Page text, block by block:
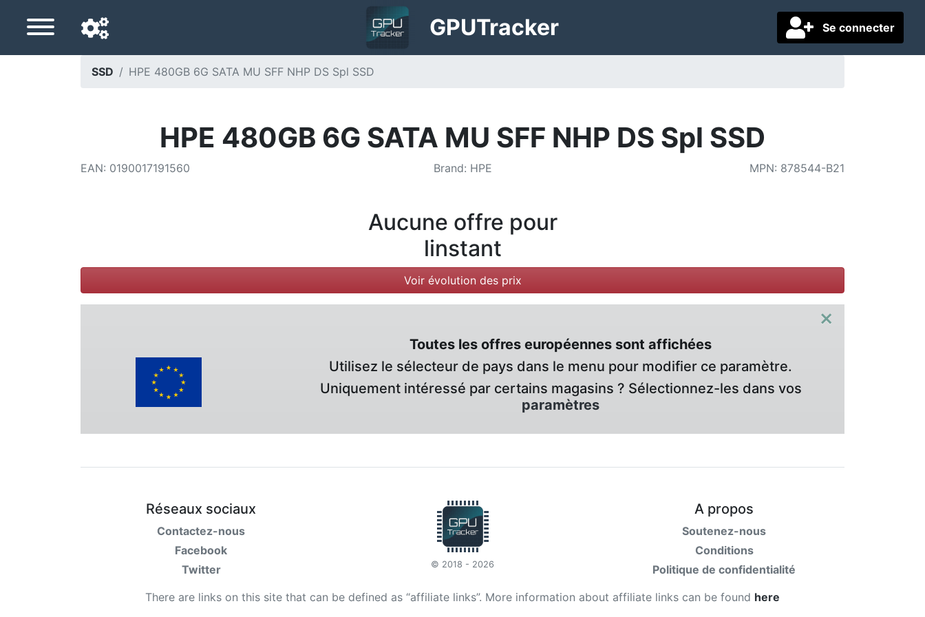
Se connecter
GPUTracker
SSD HPE 480GB 6G SATA MU SFF NHP DS Spl SSD
HPE 480GB 6G SATA MU SFF NHP DS Spl SSD
EAN: 0190017191560 Brand: HPE MPN: 878544-B21
Aucune offre pour
linstant
Voir évolution des prix
×
Toutes les offres européennes sont affichées
Utilisez le sélecteur de pays dans le menu pour modifier ce paramètre.
Uniquement intéressé par certains magasins ? Sélectionnez-les dans vos
paramètres
Réseaux sociaux
Contactez-nous
Facebook
Twitter
© 2018 - 2026
A propos
Soutenez-nous
Conditions
Politique de confidentialité
There are links on this site that can be defined as “affiliate links”. More information about affiliate links can be found here